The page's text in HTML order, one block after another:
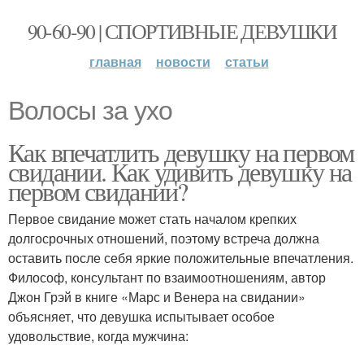
90-60-90 | СПОРТИВНЫЕ ДЕВУШКИ
главная новости статьи
Волосы за ухо
Как впечатлить девушку на первом
свидании. Как удивить девушку на
первом свидании?
Первое свидание может стать началом крепких
долгосрочных отношений, поэтому встреча должна
оставить после себя яркие положительные впечатления.
Философ, консультант по взаимоотношениям, автор
Джон Грэй в книге «Марс и Венера на свидании»
объясняет, что девушка испытывает особое
удовольствие, когда мужчина: